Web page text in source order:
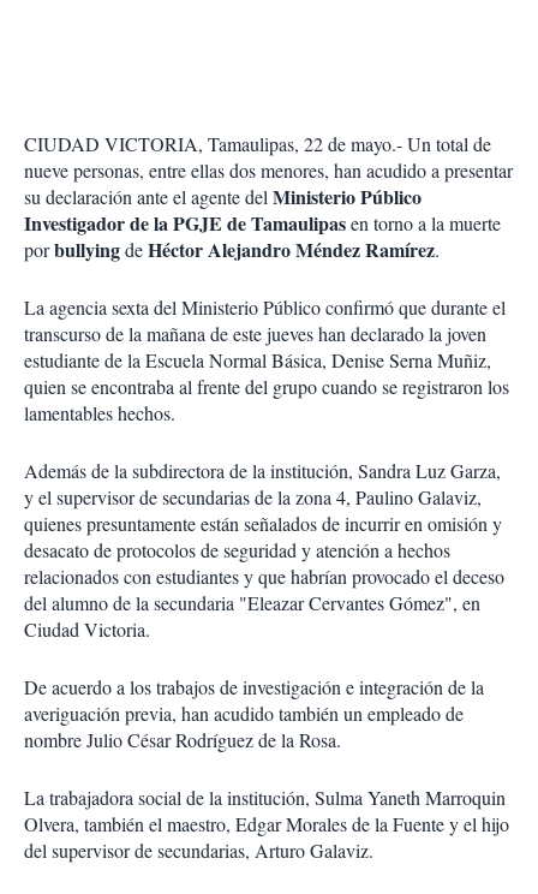
CIUDAD VICTORIA, Tamaulipas, 22 de mayo.- Un total de
nueve personas, entre ellas dos menores, han acudido a presentar
su declaración ante el agente delMinisterio Público
Investigador de la PGJE de Tamaulipasen torno a la muerte
porbullyingdeHéctor Alejandro Méndez Ramírez.
La agencia sexta del Ministerio Público confirmó que durante el
transcurso de la mañana de este jueves han declarado la joven
estudiante de la Escuela Normal Básica, Denise Serna Muñiz,
quien se encontraba al frente del grupo cuando se registraron los
lamentables hechos.
Además de la subdirectora de la institución, Sandra Luz Garza,
y el supervisor de secundarias de la zona 4, Paulino Galaviz,
quienes presuntamente están señalados de incurrir en omisión y
desacato de protocolos de seguridad y atención a hechos
relacionados con estudiantes y que habrían provocado el deceso
del alumno de la secundaria "Eleazar Cervantes Gómez", en
Ciudad Victoria.
De acuerdo a los trabajos de investigación e integración de la
averiguación previa, han acudido también un empleado de
nombre Julio César Rodríguez de la Rosa.
La trabajadora social de la institución, Sulma Yaneth Marroquin
Olvera, también el maestro, Edgar Morales de la Fuente y el hijo
del supervisor de secundarias, Arturo Galaviz.